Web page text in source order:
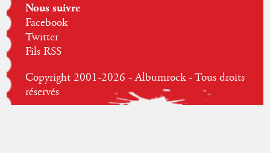
Nous suivre
Facebook
Twitter
Fils RSS
Copyright 2001-2026 - Albumrock - Tous droits
réservés